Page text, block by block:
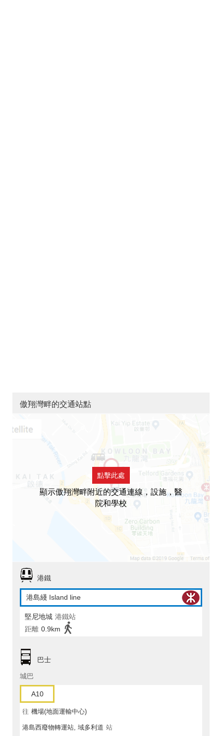
傲翔灣畔的交通站點
點擊此處
顯示傲翔灣畔附近的交通連線，設施，醫
院和學校
港鐵
港島綫 Island line
堅尼地城 港鐵站
距離 0.9km
巴士
城巴
A10
往 機場(地面運輸中心)
港島西廢物轉運站, 域多利道 站